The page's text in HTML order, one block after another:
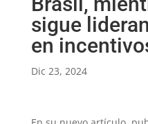
sigue
en
Dic 23, 2024